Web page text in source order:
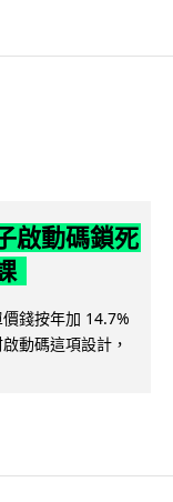
啟動碼鎖死
錢按年加 14.7%
動碼這項設計，